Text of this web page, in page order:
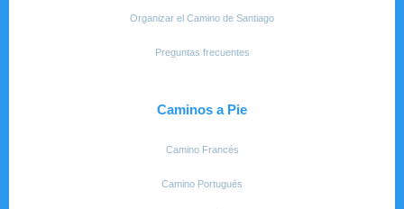
Organizar el Camino de Santiago
Preguntas frecuentes
Caminos a Pie
Camino Francés
Camino Portugués